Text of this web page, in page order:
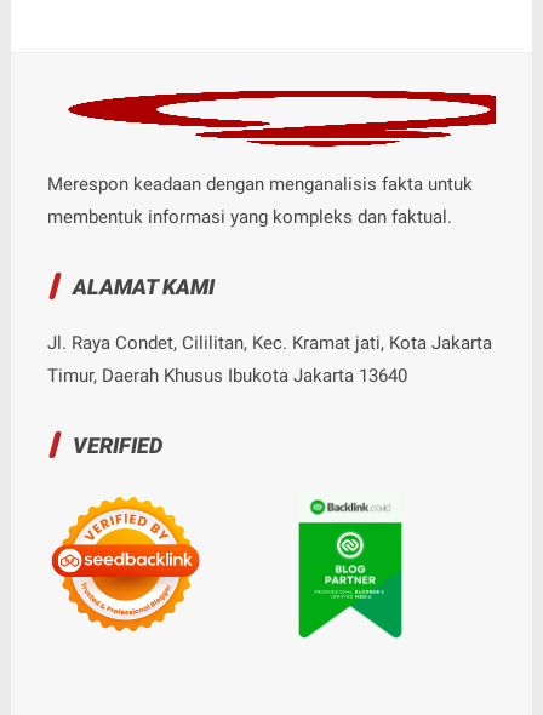
Merespon keadaan dengan menganalisis fakta untuk
membentuk informasi yang kompleks dan faktual.
ALAMAT KAMI
Jl. Raya Condet, Cililitan, Kec. Kramat jati, Kota Jakarta
Timur, Daerah Khusus Ibukota Jakarta 13640
VERIFIED